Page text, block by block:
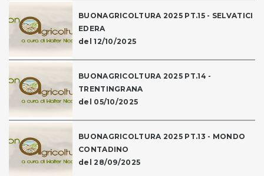
BUONAGRICOLTURA 2025 PT.15 - SELVATICI
EDERA
del 12/10/2025
BUONAGRICOLTURA 2025 PT.14 -
TRENTINGRANA
del 05/10/2025
BUONAGRICOLTURA 2025 PT.13 - MONDO
CONTADINO
del 28/09/2025